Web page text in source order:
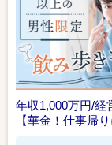
年収1,000万円/経
【華金！仕事帰